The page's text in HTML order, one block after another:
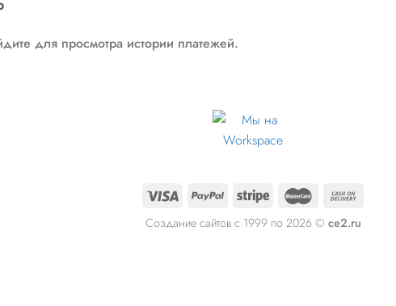
для просмотра истории платежей.
Создание сайтов с 1999 по 2026 © ce2.ru